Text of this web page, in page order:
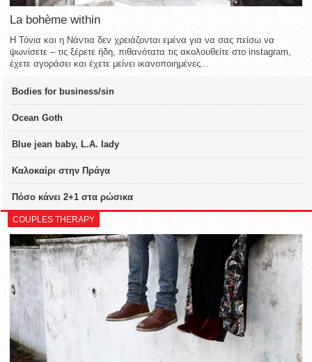
La bohème within
Η Τόνια και η Νάντια δεν χρειάζονται εμένα για να σας πείσω να
ψωνίσετε – τις ξέρετε ήδη, πιθανότατα τις ακολουθείτε στο instagram,
έχετε αγοράσει και έχετε μείνει ικανοποιημένες...
Bodies for business/sin
Ocean Goth
Blue jean baby, L.A. lady
Καλοκαίρι στην Πράγα
Πόσο κάνει 2+1 στα ρώσικα
COUPLES THERAPY